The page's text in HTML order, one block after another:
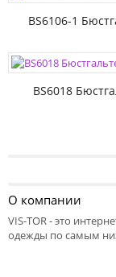
BS6106-1
BS6018
О компании
VIS-TOR - это
одежды по самым